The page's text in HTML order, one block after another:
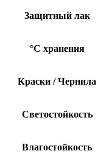
Защитный лак
°C хранения
Краски / Чернила
Светостойкость
Влагостойкость